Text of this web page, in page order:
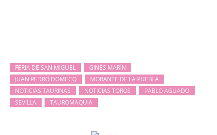
FERIA DE SAN MIGUEL
GINÉS MARÍN
JUAN PEDRO DOMECQ
MORANTE DE LA PUEBLA
NOTICIAS TAURINAS
NOTICIAS TOROS
PABLO AGUADO
SEVILLA
TAUROMAQUIA